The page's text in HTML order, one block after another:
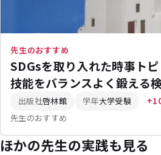
先生のおすすめ
SDGsを取り入れた時事ト
技能をバランスよく鍛える
出版社啓林館 学年大学受験
先生のおすすめ
ほかの先生の実践も見る